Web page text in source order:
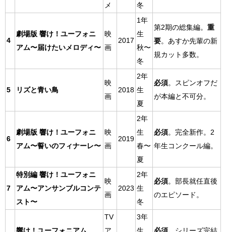
メ
冬
4
劇場版 響け！ユーフォニ
アム〜届けたいメロディ〜
映
画
2017
1年
生
秋〜
冬
第2期の総集編。 重
要。あすか先輩の新
規カット多数 。
5 リズと青い鳥
映
画
2018
2年
生
夏
必須。スピンオフだ
が本編と不可分。
6
劇場版 響け！ユーフォニ
アム〜誓いのフィナーレ〜
映
画
2019
2年
生
春〜
夏
必須。完全新作。2
年生コンクール編。
7
特別編 響け！ユーフォニ
アム〜アンサンブルコンテ
スト〜
映
画
2023
2年
生
冬
必須。部長就任直後
のエピソード。
TV
3年